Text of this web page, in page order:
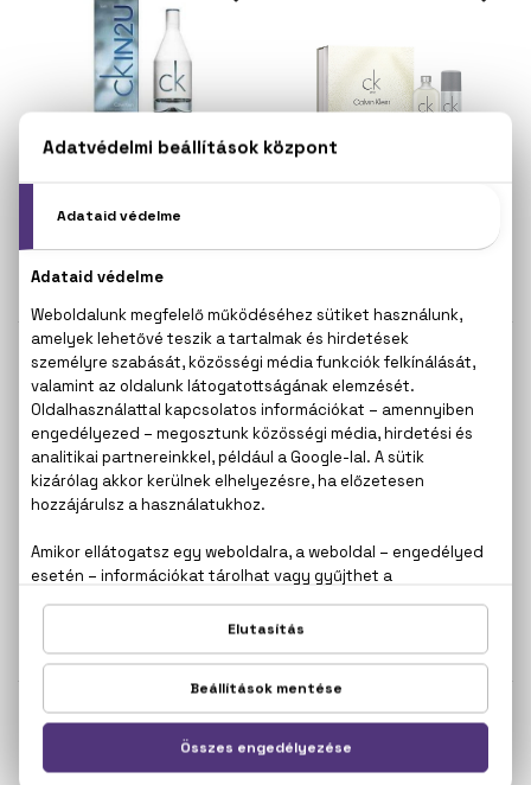
CK In 2 U him
9.700 Ft -tól
Szett 100+150 ml
CALVIN KLEIN
CK One
CALVIN KLEIN
CK One Essence